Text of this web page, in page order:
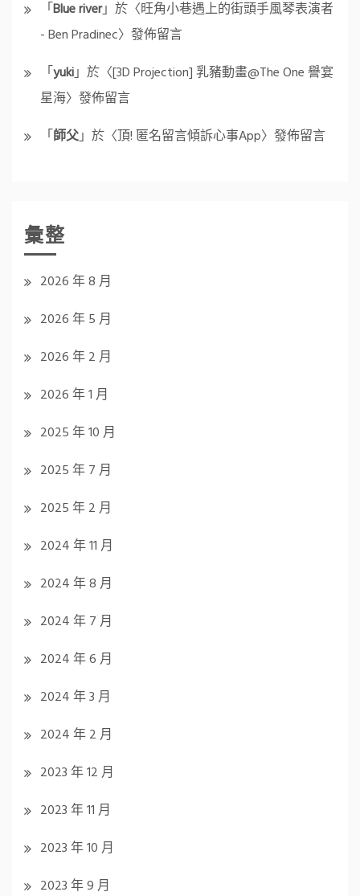
「Blue river」於〈旺角小巷遇上的街頭手風琴表演者
- Ben Pradinec〉發佈留言
「yuki」於〈[3D Projection] 乳豬動畫@The One 譽宴
星海〉發佈留言
「師父」於〈頂! 匿名留言傾訴心事App〉發佈留言
彙整
2026 年 8 月
2026 年 5 月
2026 年 2 月
2026 年 1 月
2025 年 10 月
2025 年 7 月
2025 年 2 月
2024 年 11 月
2024 年 8 月
2024 年 7 月
2024 年 6 月
2024 年 3 月
2024 年 2 月
2023 年 12 月
2023 年 11 月
2023 年 10 月
2023 年 9 月